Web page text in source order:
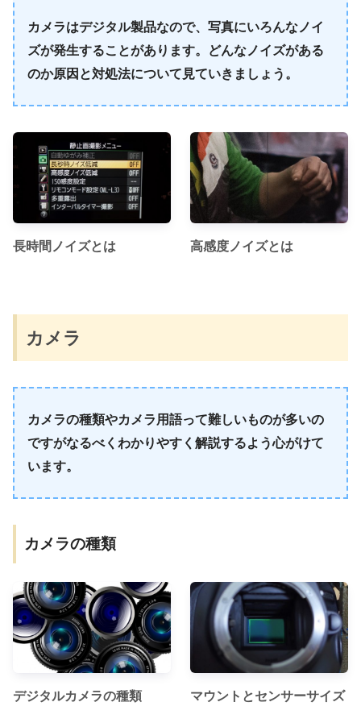
カメラはデジタル製品なので、写真にいろんなノイ
ズが発生することがあります。どんなノイズがある
のか原因と対処法について見ていきましょう。
長時間ノイズとは 高感度ノイズとは
カメラ
カメラの種類やカメラ用語って難しいものが多いの
ですがなるべくわかりやすく解説するよう心がけて
います。
カメラの種類
デジタルカメラの種類 マウントとセンサーサイズ